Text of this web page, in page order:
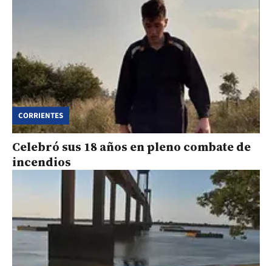
CORRIENTES
Celebró sus 18 años en pleno combate de
incendios